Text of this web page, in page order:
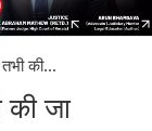
तभी की...
की जा